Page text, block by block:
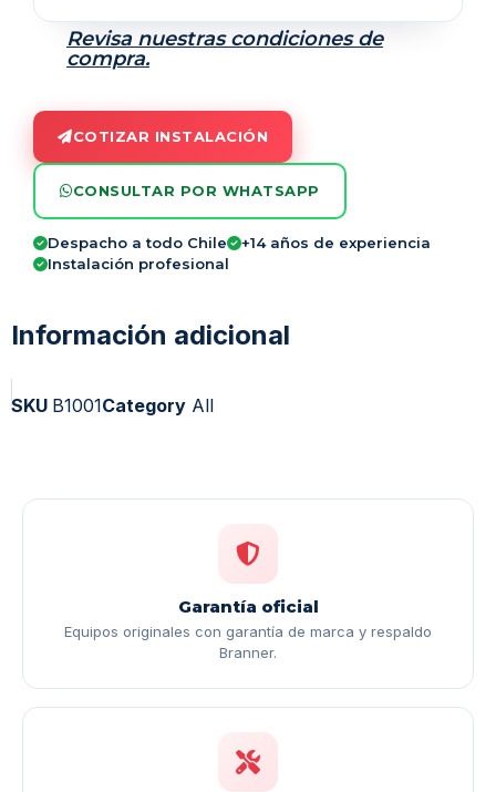
Revisa nuestras condiciones de
compra.
COTIZAR INSTALACIÓN
CONSULTAR POR WHATSAPP
Despacho a todo Chile
+14 años de experiencia
Instalación profesional
Información adicional
SKU B1001Category All
Garantía oficial
Equipos originales con garantía de marca y respaldo
Branner.